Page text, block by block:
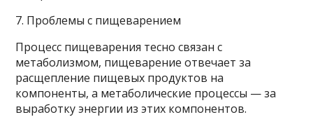
7. Проблемы с пищеварением
Процесс пищеварения тесно связан с
метаболизмом, пищеварение отвечает за
расщепление пищевых продуктов на
компоненты, а метаболические процессы — за
выработку энергии из этих компонентов.